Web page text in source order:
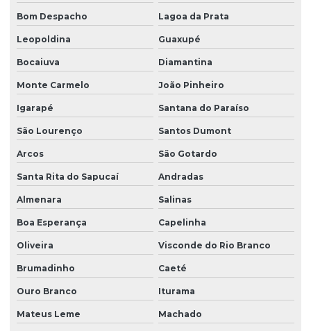
Bom Despacho Lagoa da Prata
Leopoldina Guaxupé
Bocaiuva Diamantina
Monte Carmelo João Pinheiro
Igarapé Santana do Paraíso
São Lourenço Santos Dumont
Arcos São Gotardo
Santa Rita do Sapucaí Andradas
Almenara Salinas
Boa Esperança Capelinha
Oliveira Visconde do Rio Branco
Brumadinho Caeté
Ouro Branco Iturama
Mateus Leme Machado